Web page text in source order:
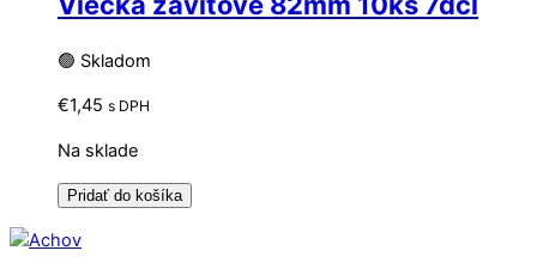
🟢 Skladom
€1,45 s DPH
Na sklade
Pridať do košíka